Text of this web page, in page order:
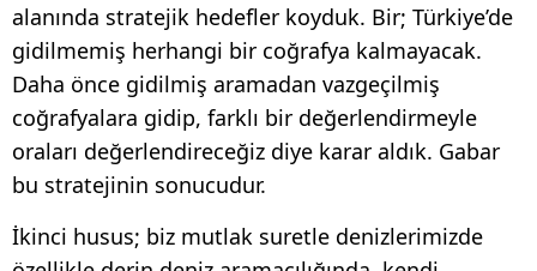
alanında stratejik hedefler koyduk. Bir; Türkiye’de
gidilmemiş herhangi bir coğrafya kalmayacak.
Daha önce gidilmiş aramadan vazgeçilmiş
coğrafyalara gidip, farklı bir değerlendirmeyle
oraları değerlendireceğiz diye karar aldık. Gabar
bu stratejinin sonucudur.
İkinci husus; biz mutlak suretle denizlerimizde